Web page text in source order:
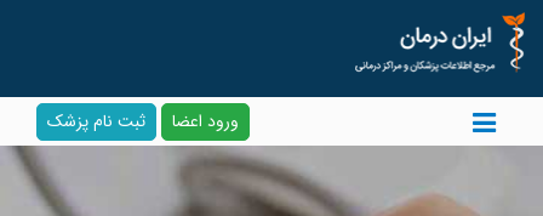
ورود اعضا ثبت نام پزشک